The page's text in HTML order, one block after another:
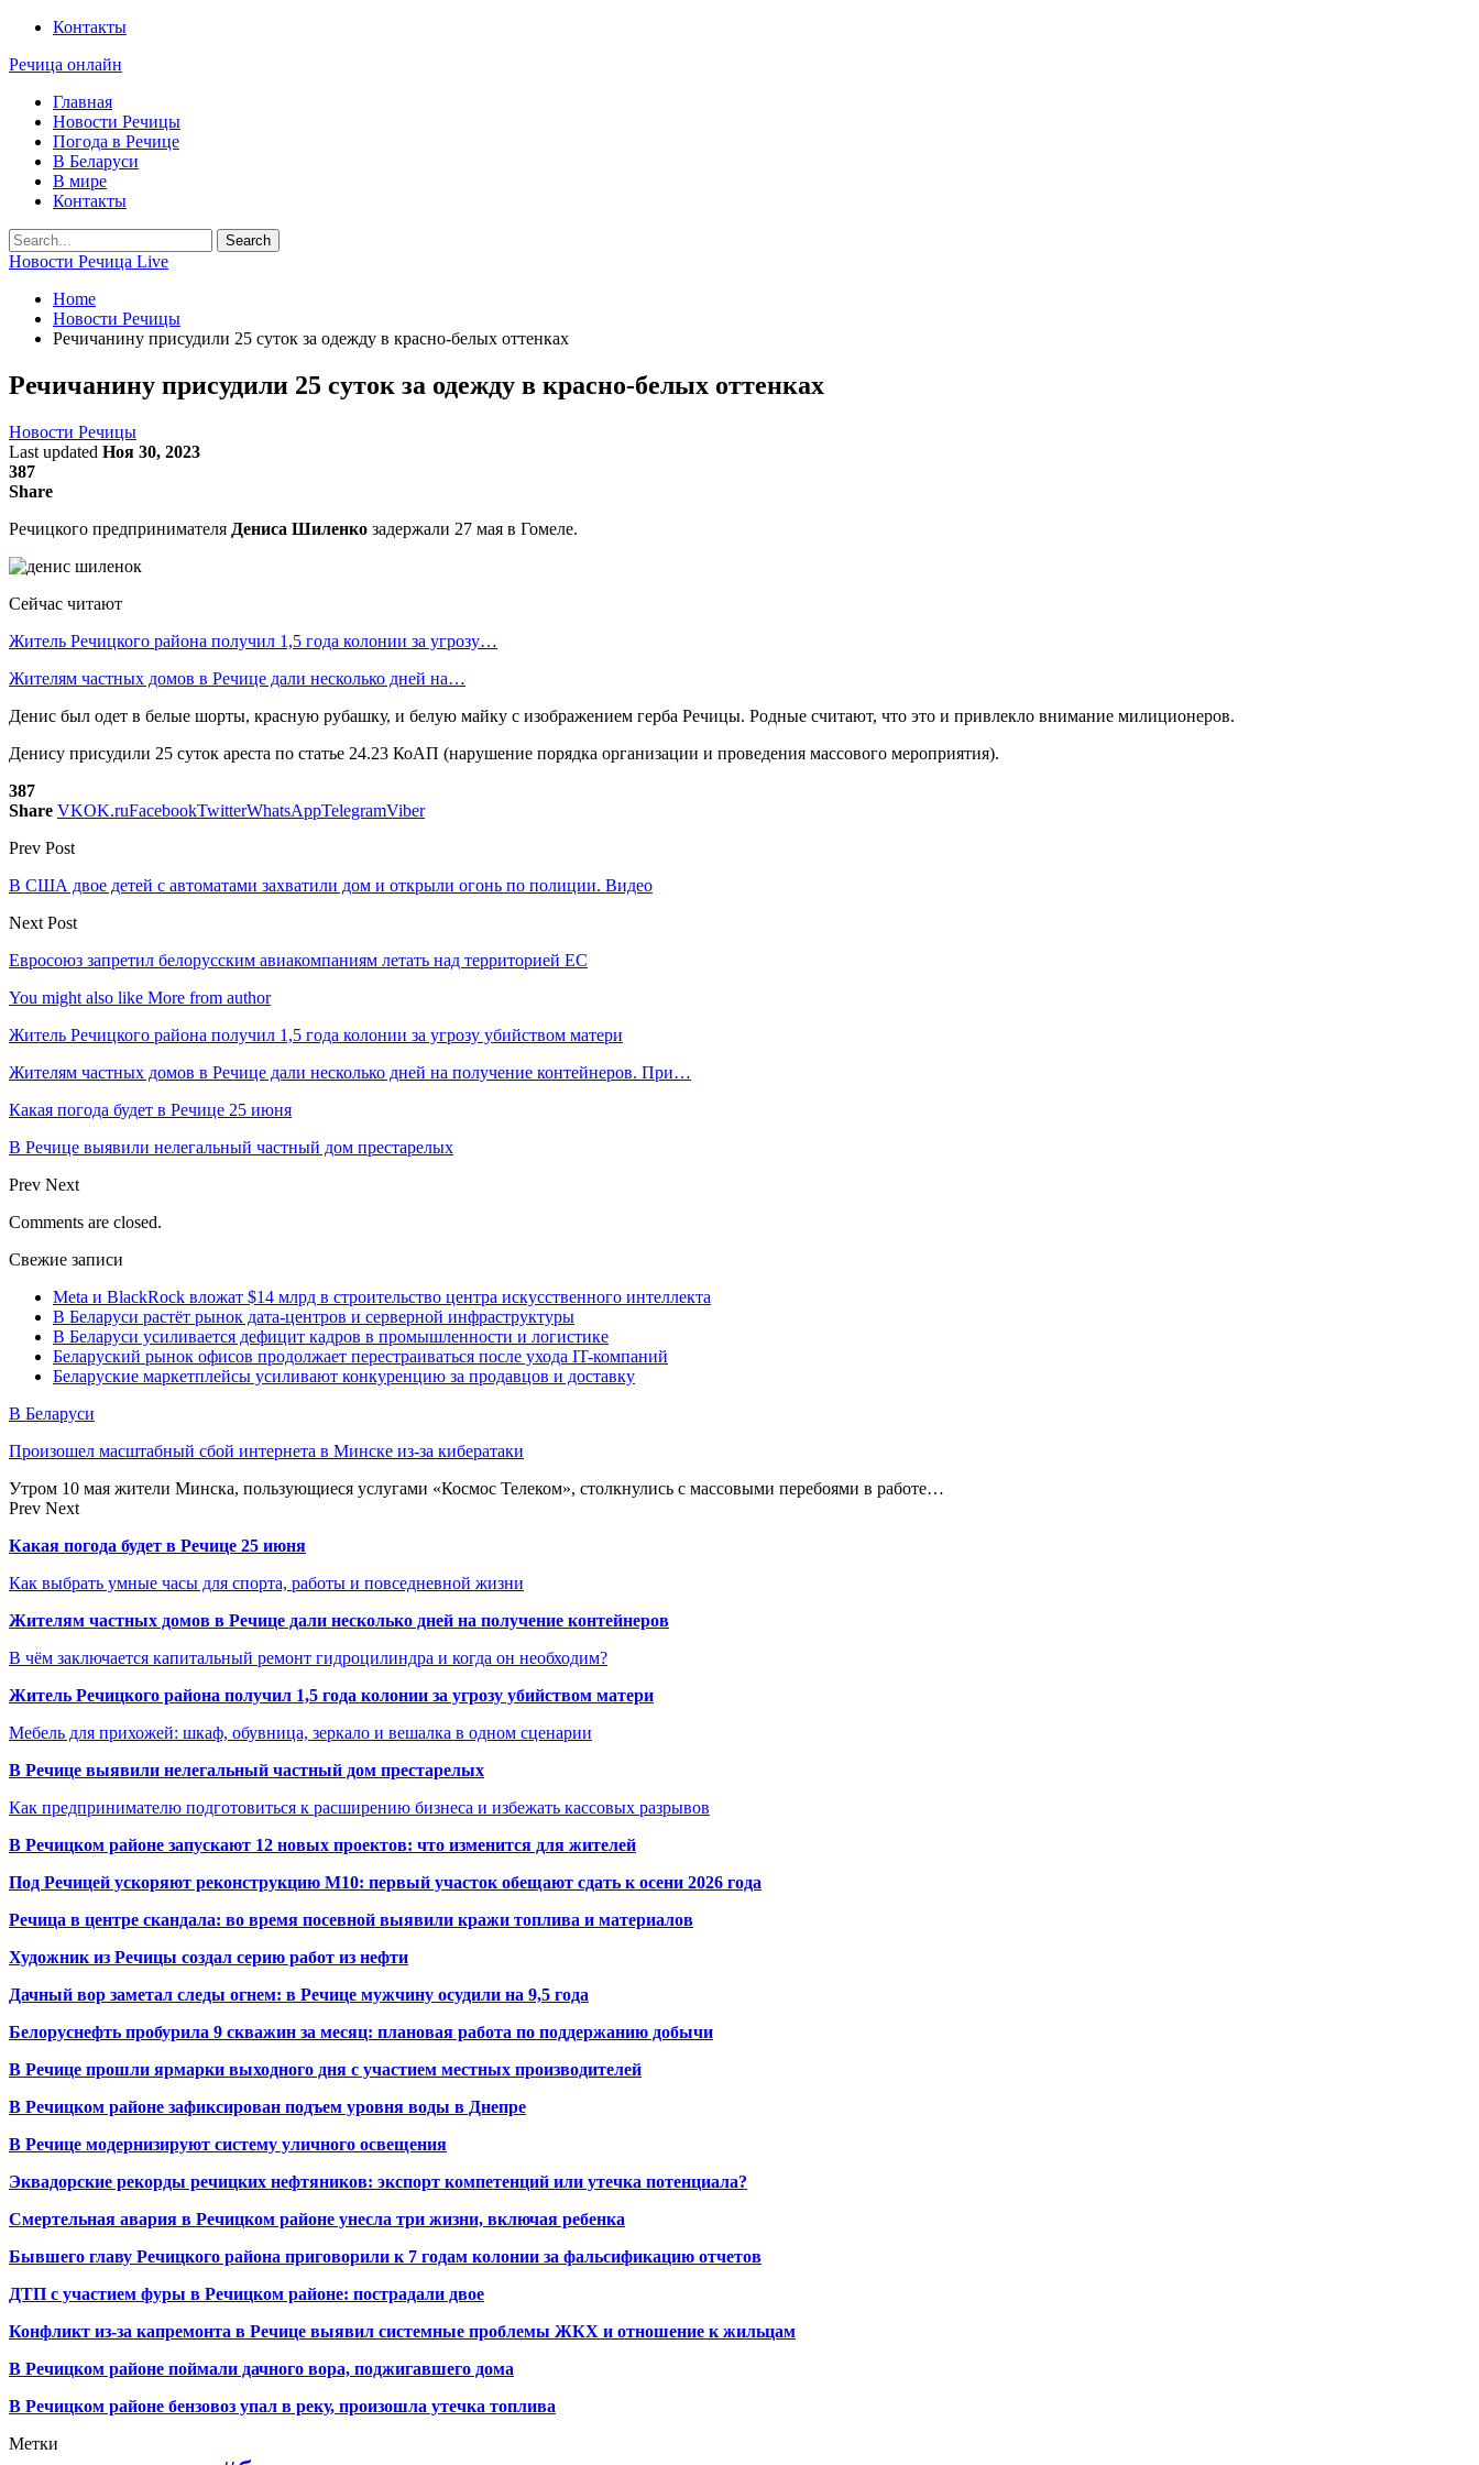
Контакты
Речица онлайн
Главная
Новости Речицы
Погода в Речице
В Беларуси
В мире
Контакты
Новости Речица Live
Home
Новости Речицы
Речичанину присудили 25 суток за одежду в красно-белых оттенках
Речичанину присудили 25 суток за одежду в красно-белых оттенках
Новости Речицы
Last updated Ноя 30, 2023
387
Share
Речицкого предпринимателя Дениса Шиленко задержали 27 мая в Гомеле.
Сейчас читают
Житель Речицкого района получил 1,5 года колонии за угрозу…
Жителям частных домов в Речице дали несколько дней на…
Денис был одет в белые шорты, красную рубашку, и белую майку с изображением герба Речицы. Родные считают, что это и привлекло внимание милиционеров.
Денису присудили 25 суток ареста по статье 24.23 КоАП (нарушение порядка организации и проведения массового мероприятия).
387
Share VKOK.ruFacebookTwitterWhatsAppTelegramViber
Prev Post
В США двое детей с автоматами захватили дом и открыли огонь по полиции. Видео
Next Post
Евросоюз запретил белорусским авиакомпаниям летать над территорией ЕС
You might also like More from author
Житель Речицкого района получил 1,5 года колонии за угрозу убийством матери
Жителям частных домов в Речице дали несколько дней на получение контейнеров. При…
Какая погода будет в Речице 25 июня
В Речице выявили нелегальный частный дом престарелых
Prev Next
Comments are closed.
Свежие записи
Meta и BlackRock вложат $14 млрд в строительство центра искусственного интеллекта
В Беларуси растёт рынок дата-центров и серверной инфраструктуры
В Беларуси усиливается дефицит кадров в промышленности и логистике
Беларуский рынок офисов продолжает перестраиваться после ухода IT-компаний
Беларуские маркетплейсы усиливают конкуренцию за продавцов и доставку
В Беларуси
Произошел масштабный сбой интернета в Минске из-за кибератаки
Утром 10 мая жители Минска, пользующиеся услугами «Космос Телеком», столкнулись с массовыми перебоями в работе…
Prev Next
Какая погода будет в Речице 25 июня
Как выбрать умные часы для спорта, работы и повседневной жизни
Жителям частных домов в Речице дали несколько дней на получение контейнеров
В чём заключается капитальный ремонт гидроцилиндра и когда он необходим?
Житель Речицкого района получил 1,5 года колонии за угрозу убийством матери
Мебель для прихожей: шкаф, обувница, зеркало и вешалка в одном сценарии
В Речице выявили нелегальный частный дом престарелых
Как предпринимателю подготовиться к расширению бизнеса и избежать кассовых разрывов
В Речицком районе запускают 12 новых проектов: что изменится для жителей
Под Речицей ускоряют реконструкцию М10: первый участок обещают сдать к осени 2026 года
Речица в центре скандала: во время посевной выявили кражи топлива и материалов
Художник из Речицы создал серию работ из нефти
Дачный вор заметал следы огнем: в Речице мужчину осудили на 9,5 года
Белоруснефть пробурила 9 скважин за месяц: плановая работа по поддержанию добычи
В Речице прошли ярмарки выходного дня с участием местных производителей
В Речицком районе зафиксирован подъем уровня воды в Днепре
В Речице модернизируют систему уличного освещения
Эквадорские рекорды речицких нефтяников: экспорт компетенций или утечка потенциала?
Смертельная авария в Речицком районе унесла три жизни, включая ребенка
Бывшего главу Речицкого района приговорили к 7 годам колонии за фальсификацию отчетов
ДТП с участием фуры в Речицком районе: пострадали двое
Конфликт из-за капремонта в Речице выявил системные проблемы ЖКХ и отношение к жильцам
В Речицком районе поймали дачного вора, поджигавшего дома
В Речицком районе бензовоз упал в реку, произошла утечка топлива
Метки